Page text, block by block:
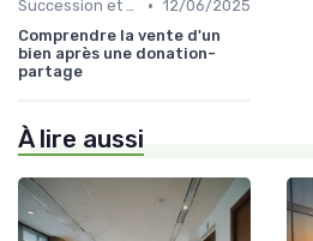
Succession et Transmission de Patrimoine • 12/06/2025
Comprendre la vente d'un
bien après une donation-
partage
À lire aussi